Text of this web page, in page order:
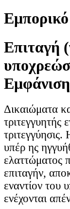
Εμπορικό
Επιταγή
Δικαιώματα
τριτεγγυητής
υπέρ ης
ελαττώματος
επιταγήν,
εναντίον του
ενέχονται